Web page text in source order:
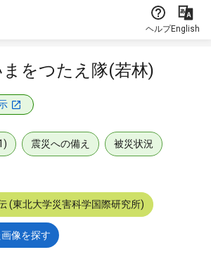
ヘルプEnglish
まをつたえ隊(若林)
震災への備え 被災状況
(東北大学災害科学国際研究所)
像を探す